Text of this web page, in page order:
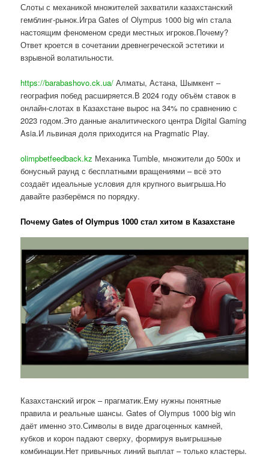
Слоты с механикой множителей захватили казахстанский
гемблинг-рынок.Игра Gates of Olympus 1000 big win стала
настоящим феноменом среди местных игроков.Почему?
Ответ кроется в сочетании древнегреческой эстетики и
взрывной волатильности.
https://barabashovo.ck.ua/ Алматы, Астана, Шымкент –
география побед расширяется.В 2024 году объём ставок в
онлайн-слотах в Казахстане вырос на 34% по сравнению с
2023 годом.Это данные аналитического центра Digital Gaming
Asia.И львиная доля приходится на Pragmatic Play.
olimpbetfeedback.kz Механика Tumble, множители до 500x и
бонусный раунд с бесплатными вращениями – всё это
создаёт идеальные условия для крупного выигрыша.Но
давайте разберёмся по порядку.
Почему Gates of Olympus 1000 стал хитом в Казахстане
Казахстанский игрок – прагматик.Ему нужны понятные
правила и реальные шансы. Gates of Olympus 1000 big win
даёт именно это.Символы в виде драгоценных камней,
кубков и корон падают сверху, формируя выигрышные
комбинации.Нет привычных линий выплат – только кластеры.